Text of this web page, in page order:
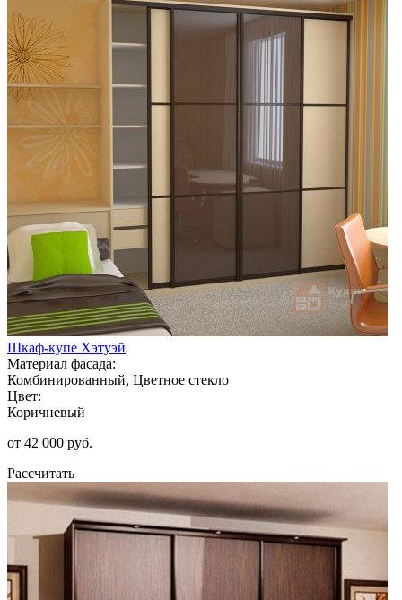
Шкаф-купе Хэтуэй
Материал фасада:
Комбинированный, Цветное стекло
Цвет:
Коричневый
от 42 000 руб.
Рассчитать